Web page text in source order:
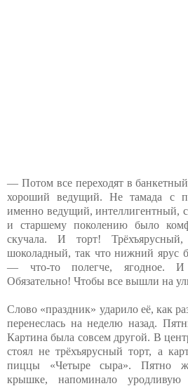
— Потом все переходят в
хороший ведущий. Не тамада с
именно ведущий, интеллигентный,
и старшему поколению было
скучала. И торт!
шоколадный, так что нижний ярус
— что-то полегче, ягодное.
Обязательно! Чтобы все вышли на
Слово «праздник» ударило её, как
перенеслась на неделю назад.
Картина была совсем другой. В
стоял не трёхъярусный торт, а
пиццы «Четыре сыра». Пятно
крышке, напоминало уродливую